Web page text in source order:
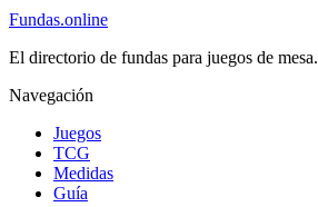
Fundas.online
El directorio de fundas para juegos de mesa.
Navegación
Juegos
TCG
Medidas
Guía